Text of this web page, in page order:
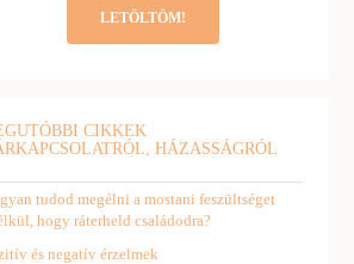
LETÖLTÖM!
CIKKEK
HÁZASSÁGRÓL
tudod megélni a mostani feszültséget
hogy ráterheld családodra?
és negatív érzelmek